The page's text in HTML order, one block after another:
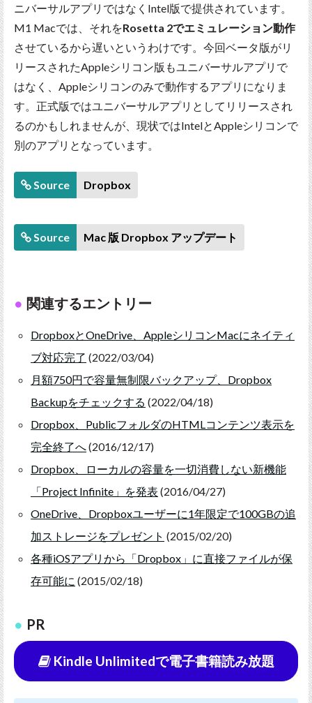
ニバーサルアプリではなくIntel版で提供されています。
M1 Macでは、それをRosetta 2でエミュレーション動作
させているから遅いというわけです。今回ベータ版がリ
リースされたAppleシリコン版もユニバーサルアプリで
はなく、Appleシリコンのみで動作するアプリになりま
す。正式版ではユニバーサルアプリとしてリリースされ
るのかもしれませんが、現状ではIntelとAppleシリコンで
別のアプリとなっています。
Source Dropbox
Source Mac 版 Dropbox アップデート
関連するエントリー
DropboxとOneDrive、AppleシリコンMacにネイティ
ブ対応完了 (2022/03/04)
月額750円で容量無制限バックアップ、Dropbox
Backupをチェックする (2022/04/18)
Dropbox、PublicフォルダのHTMLコンテンツ表示を
完全終了へ(2016/12/17)
Dropbox、ローカルの容量を一切消費しない新機能
「Project Infinite」を発表 (2016/04/27)
OneDrive、Dropboxユーザーに1年限定で100GBの追
加ストレージをプレゼント (2015/02/20)
各種iOSアプリから「Dropbox」に直接ファイルが保
存可能に (2015/02/18)
PR
Kindle Unlimitedで電子書籍読み放題